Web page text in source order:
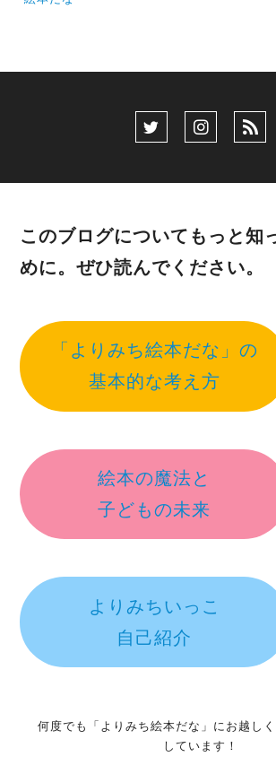
このブログについてもっと知
めに。ぜひ読んでください。
「よりみち絵本だな」の
基本的な考え方
絵本の魔法と
子どもの未来
よりみちいっこ
自己紹介
何度でも「よりみち絵本だな」にお越し
しています！